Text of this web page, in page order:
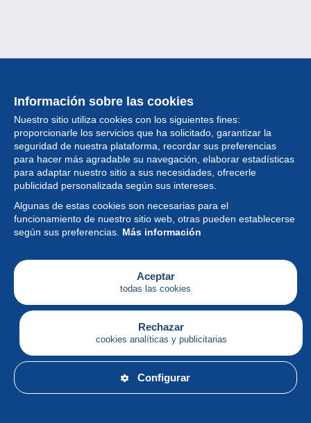
Información sobre las cookies
Nuestro sitio utiliza cookies con los siguientes fines:
proporcionarle los servicios que ha solicitado, garantizar la
seguridad de nuestra plataforma, recordar sus preferencias
para hacer más agradable su navegación, elaborar estadísticas
para adaptar nuestro sitio a sus necesidades, ofrecerle
publicidad personalizada según sus intereses.
Algunas de estas cookies son necesarias para el
funcionamiento de nuestro sitio web, otras pueden establecerse
según sus preferencias. Más información
Aceptar
todas las cookies
Rechazar
cookies analíticas y publicitarias
Configurar
Colección
Noticias
Funcionalidad
Empresa
Servicios
Escribir
Español